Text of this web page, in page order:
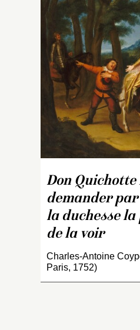
Don
demander par
la duchesse
de la voir
Charles-Antoine
Paris, 1752)